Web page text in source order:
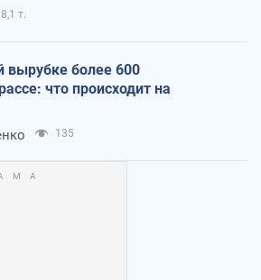
8,1 т.
вырубке более 600
что происходит на
135